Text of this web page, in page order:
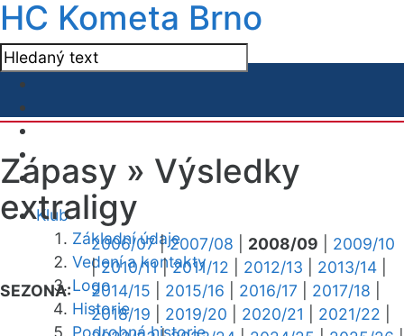
HC Kometa Brno
Klub
Základní údaje
Vedení a kontakty
Logo
Historie
Podrobná historie
Zápasy » Výsledky
extraligy
SEZONA:
2006/07|2007/08 2008/09
2009/10
|2010/11|2011/12 2012/13 2013/14
2014/15
2015/16 2016/17 2017/18
2018/19
2019/20 2020/21 2021/22